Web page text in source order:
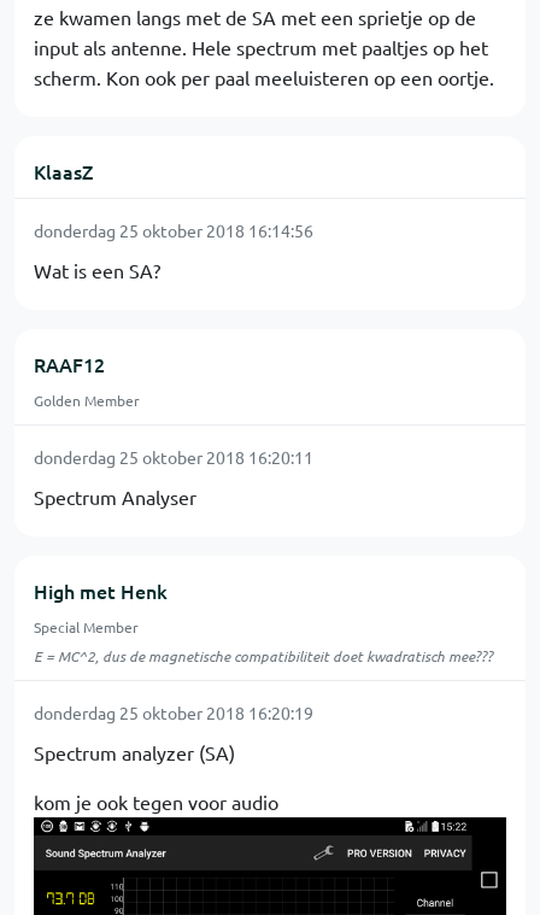
ze kwamen langs met de SA met een sprietje op de
input als antenne. Hele spectrum met paaltjes op het
scherm. Kon ook per paal meeluisteren op een oortje.
KlaasZ
donderdag 25 oktober 2018 16:14:56
Wat is een SA?
RAAF12
Golden Member
donderdag 25 oktober 2018 16:20:11
Spectrum Analyser
High met Henk
Special Member
E = MC^2, dus de magnetische compatibiliteit doet kwadratisch mee???
donderdag 25 oktober 2018 16:20:19
Spectrum analyzer (SA)
kom je ook tegen voor audio